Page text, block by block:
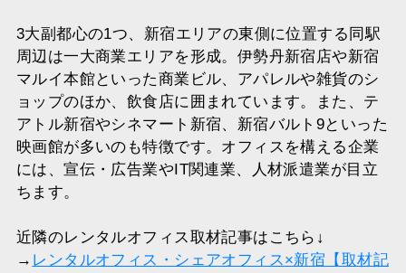
3大副都心の1つ、新宿エリアの東側に位置する同駅
周辺は一大商業エリアを形成。伊勢丹新宿店や新宿
マルイ本館といった商業ビル、アパレルや雑貨のシ
ョップのほか、飲食店に囲まれています。また、テ
アトル新宿やシネマート新宿、新宿バルト9といった
映画館が多いのも特徴です。オフィスを構える企業
には、宣伝・広告業やIT関連業、人材派遣業が目立
ちます。
近隣のレンタルオフィス取材記事はこちら↓
→ レンタルオフィス・シェアオフィス×新宿【取材記